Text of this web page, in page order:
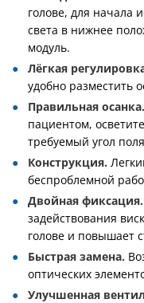
голове, для начала
света в нижнее
модуль.
Лёгкая
удобно разместить
Правильная осанка.
пациентом,
требуемый угол
Конструкция.
беспроблемной
Двойная фиксация.
задействования
голове и повышает
Быстрая замена.
оптических
Улучшенная